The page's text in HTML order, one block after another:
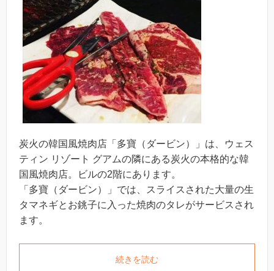
炭火の韓国風焼肉店「多寶（ダービン）」は、ウェス
ティン リゾート グアムの隣にある炭火の本格的な韓
国風焼肉店。ビルの2階にあります。
「多寶（ダービン）」では、スライスされた大量の生
タマネギとお銚子に入った焼肉のタレがサービスされ
ます。
続きを読む